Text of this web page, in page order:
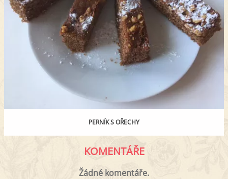
PERNÍK S OŘECHY
KOMENTÁŘE
Žádné komentáře.